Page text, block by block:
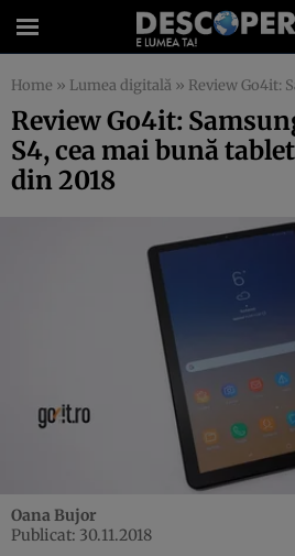
Home » Lumea digitală » Review Go4it: Samsung
Review Go4it:
S4, cea mai bună
din 2018
Oana Bujor
Publicat: 30.11.2018